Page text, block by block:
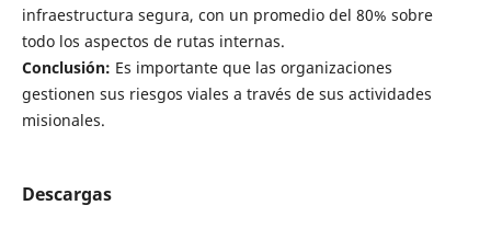
infraestructura segura, con un promedio del 80% sobre
todo los aspectos de rutas internas.
Conclusión: Es importante que las organizaciones
gestionen sus riesgos viales a través de sus actividades
misionales.
Descargas